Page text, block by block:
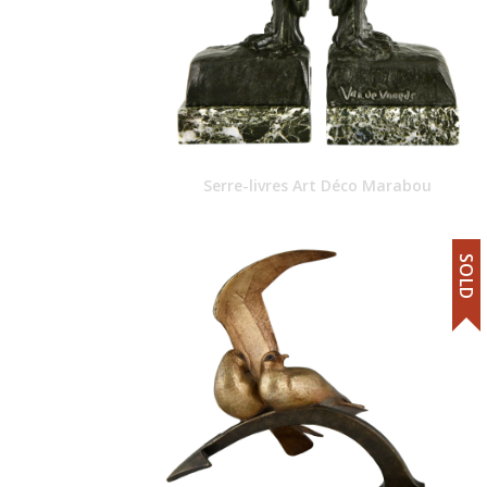
Serre-livres Art Déco Marabou
SOLD